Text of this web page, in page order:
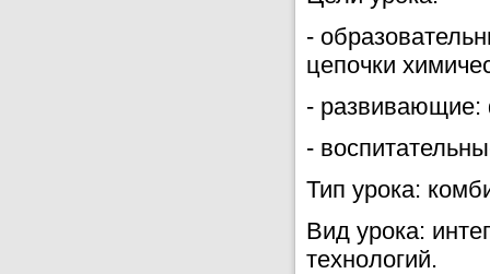
-
цепочки
- развивающие:
-
Тип урока:
Вид урока:
технологий.